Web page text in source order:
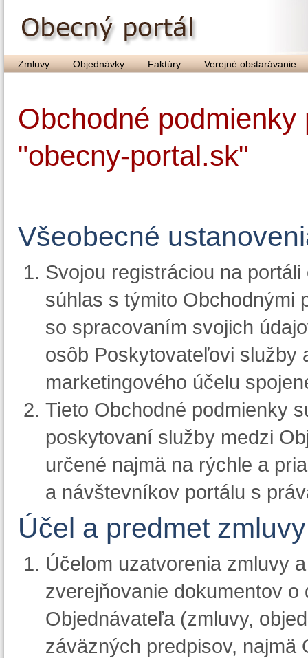
Zmluvy Objednávky Faktúry Verejné obstarávanie
Obchodné
"obecny-portal.sk"
Všeobecné
Svojou registráciou na
súhlas s týmito Obchodnými
so spracovaním svojich
osôb Poskytovateľovi služby
marketingového účelu
Tieto Obchodné podmienky
poskytovaní služby medzi
určené najmä na rýchle a
a návštevníkov portálu s
Účel a predmet zmluvy
Účelom uzatvorenia zmluvy
zverejňovanie dokumentov
Objednávateľa (zmluvy,
záväzných predpisov,